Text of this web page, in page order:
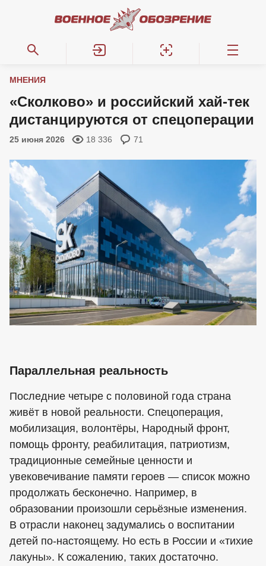
МНЕНИЯ
«Сколково» и российский хай-тек
дистанцируются от спецоперации
25 июня 2026 18 336 71
Параллельная реальность
Последние четыре с половиной года страна
живёт в новой реальности. Спецоперация,
мобилизация, волонтёры, Народный фронт,
помощь фронту, реабилитация, патриотизм,
традиционные семейные ценности и
увековечивание памяти героев — список можно
продолжать бесконечно. Например, в
образовании произошли серьёзные изменения.
В отрасли наконец задумались о воспитании
детей по-настоящему. Но есть в России и «тихие
лакуны». К сожалению, таких достаточно.